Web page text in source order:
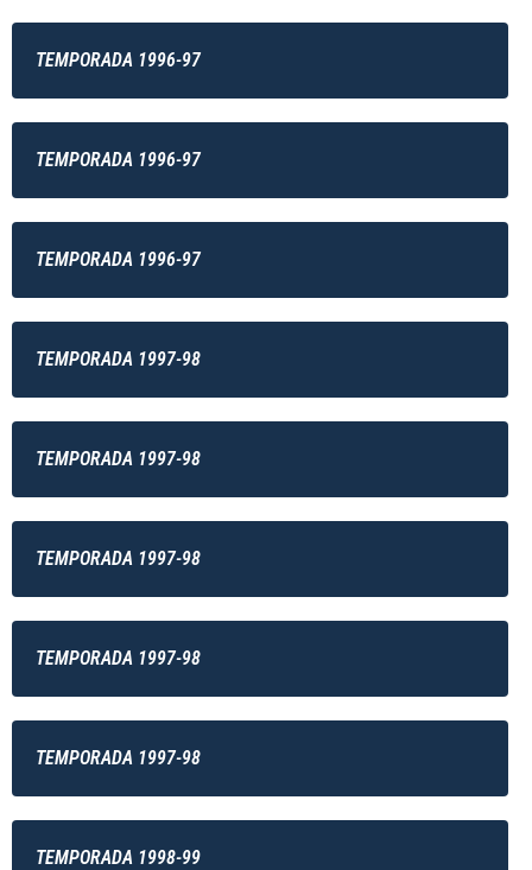
TEMPORADA 1996-97
TEMPORADA 1996-97
TEMPORADA 1996-97
TEMPORADA 1997-98
TEMPORADA 1997-98
TEMPORADA 1997-98
TEMPORADA 1997-98
TEMPORADA 1997-98
TEMPORADA 1998-99